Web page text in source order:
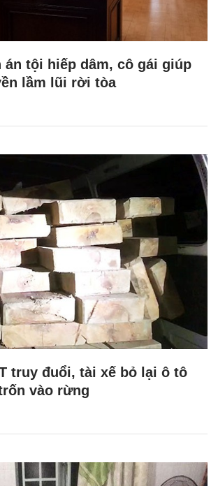
án tội hiếp dâm, cô gái giúp
lầm lũi rời tòa
truy đuổi, tài xế bỏ lại ô tô
vào rừng